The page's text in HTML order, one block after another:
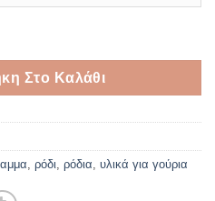
ή ασημί χρώμα ποσότητα
Στο Καλάθι
, ρόδι, ρόδια, υλικά για γούρια